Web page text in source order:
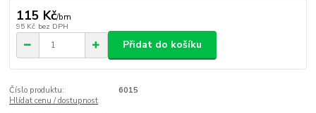
115 Kč/bm
95 Kč bez DPH
Přidat do košíku
Číslo produktu:
6015
Hlídat cenu / dostupnost